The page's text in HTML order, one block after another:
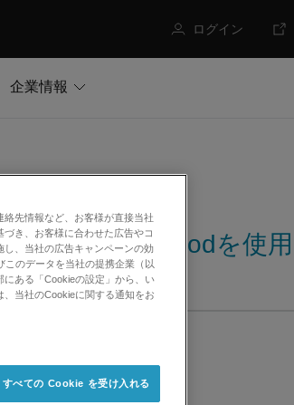
ログイン
企業情報
Methodを使
先情報など、お客様が直接当社
き、お客様に合わせた広告やコ
、当社の広告キャンペーンの効
のデータを当社の提携企業（以
ある「Cookieの設定」から、い
当社のCookieに関する通知をお
すべての Cookie を受け入れる